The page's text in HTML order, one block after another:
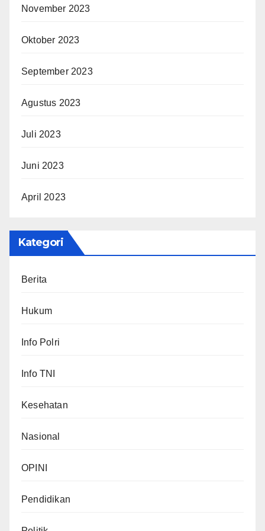
November 2023
Oktober 2023
September 2023
Agustus 2023
Juli 2023
Juni 2023
April 2023
Kategori
Berita
Hukum
Info Polri
Info TNI
Kesehatan
Nasional
OPINI
Pendidikan